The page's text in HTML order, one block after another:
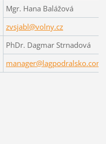
Mgr. Hana Balážová
zvsjabl@volny.cz
PhDr. Dagmar Strnadová
manager@lagpodralsko.com